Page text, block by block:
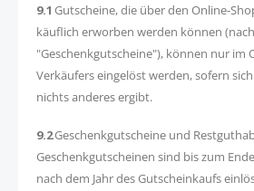
9.1 Gutscheine, die über den Online-
käuflich erworben werden können
"Geschenkgutscheine"), können nur im
Verkäufers eingelöst werden, sofern
nichts anderes ergibt.
9.2Geschenkgutscheine und
Geschenkgutscheinen sind bis zum
nach dem Jahr des Gutscheinkaufs